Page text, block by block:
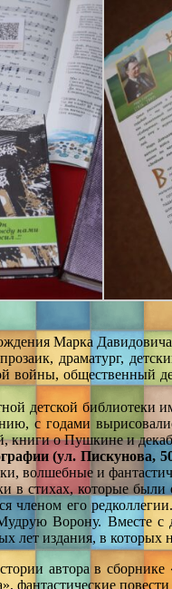
Марка
драматург,
войны, общественный
детской библиотеки
с годами
книги о Пушкине и
(ул. Пискунова,
волшебные и
в стихах, которые
членом его
Ворону. Вместе с
лет издания, в которых
автора в
фантастические